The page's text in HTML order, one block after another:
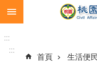
跳到主要內容區塊
:::
:::
首頁
生活便